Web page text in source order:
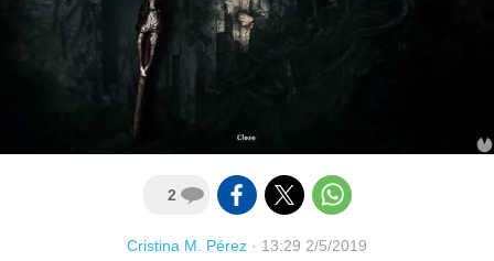
2
Cristina M. Pérez · 13:29 2/5/2019